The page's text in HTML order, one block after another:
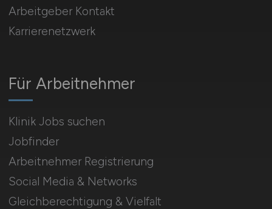
Für Arbeitnehmer
Klinik Jobs suchen
Jobfinder
Arbeitnehmer Registrierung
Social Media & Networks
Gleichberechtigung & Vielfalt
Arbeitgeber Kontakt
Karrierenetzwerk